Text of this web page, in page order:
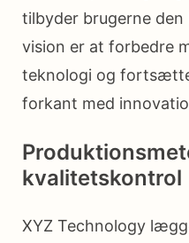
tilbyder brugerne den
vision er at forbedre
teknologi og
forkant med
kvalitetskontrol
XYZ Technology